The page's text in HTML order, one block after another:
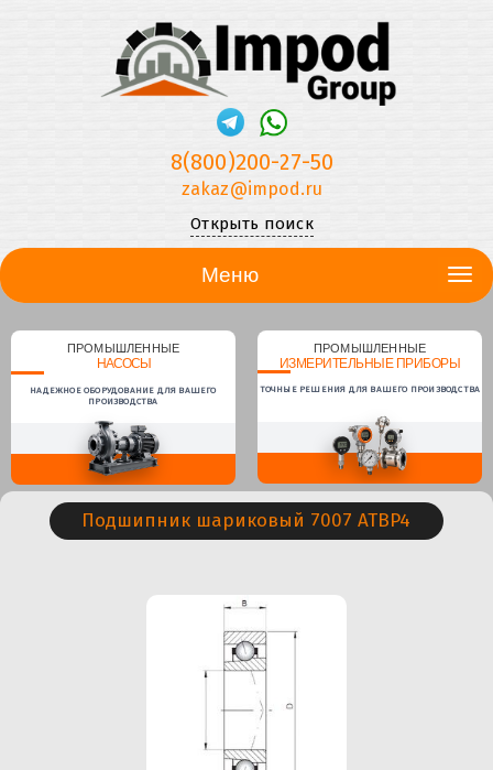
8(800)200-27-50
zakaz@impod.ru
Открыть поиск
Меню
ПРОМЫШЛЕННЫЕ
НАСОСЫ
НАДЕЖНОЕ ОБОРУДОВАНИЕ ДЛЯ ВАШЕГО
ПРОИЗВОДСТВА
ПРОМЫШЛЕННЫЕ
ИЗМЕРИТЕЛЬНЫЕ ПРИБОРЫ
ТОЧНЫЕ РЕШЕНИЯ ДЛЯ ВАШЕГО ПРОИЗВОДСТВА
Подшипник шариковый 7007 ATBP4